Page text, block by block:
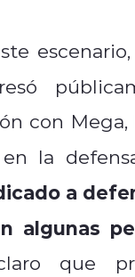
con
en la
a
algunas
que